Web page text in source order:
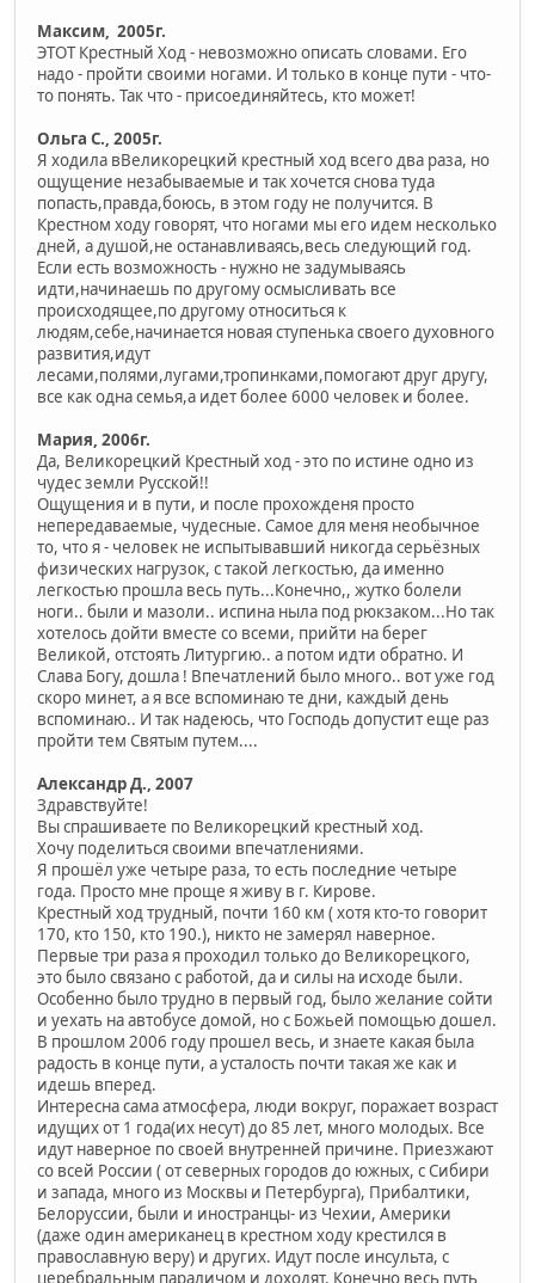
Максим, 2005г.
ЭТОТ Крестный Ход - невозможно описать словами. Его
надо - пройти своими ногами. И только в конце пути - что-
то понять. Так что - присоединяйтесь, кто может!
Ольга С., 2005г.
Я ходила вВеликорецкий крестный ход всего два раза, но
ощущение незабываемые и так хочется снова туда
попасть,правда,боюсь, в этом году не получится. В
Крестном ходу говорят, что ногами мы его идем несколько
дней, а душой,не останавливаясь,весь следующий год.
Если есть возможность - нужно не задумываясь
идти,начинаешь по другому осмысливать все
происходящее,по другому относиться к
людям,себе,начинается новая ступенька своего духовного
развития,идут
лесами,полями,лугами,тропинками,помогают друг другу,
все как одна семья,а идет более 6000 человек и более.
Мария, 2006г.
Да, Великорецкий Крестный ход - это по истине одно из
чудес земли Русской!!
Ощущения и в пути, и после прохожденя просто
непередаваемые, чудесные. Самое для меня необычное
то, что я - человек не испытывавший никогда серьёзных
физических нагрузок, с такой легкостью, да именно
легкостью прошла весь путь...Конечно,, жутко болели
ноги.. были и мазоли.. испина ныла под рюкзаком...Но так
хотелось дойти вместе со всеми, прийти на берег
Великой, отстоять Литургию.. а потом идти обратно. И
Слава Богу, дошла ! Впечатлений было много.. вот уже год
скоро минет, а я все вспоминаю те дни, каждый день
вспоминаю.. И так надеюсь, что Господь допустит еще раз
пройти тем Святым путем....
Александр Д., 2007
Здравствуйте!
Вы спрашиваете по Великорецкий крестный ход.
Хочу поделиться своими впечатлениями.
Я прошёл уже четыре раза, то есть последние четыре
года. Просто мне проще я живу в г. Кирове.
Крестный ход трудный, почти 160 км ( хотя кто-то говорит
170, кто 150, кто 190.), никто не замерял наверное.
Первые три раза я проходил только до Великорецкого,
это было связано с работой, да и силы на исходе были.
Особенно было трудно в первый год, было желание сойти
и уехать на автобусе домой, но с Божьей помощью дошел.
В прошлом 2006 году прошел весь, и знаете какая была
радость в конце пути, а усталость почти такая же как и
идешь вперед.
Интересна сама атмосфера, люди вокруг, поражает возраст
идущих от 1 года(их несут) до 85 лет, много молодых. Все
идут наверное по своей внутренней причине. Приезжают
со всей России ( от северных городов до южных, с Сибири
и запада, много из Москвы и Петербурга), Прибалтики,
Белоруссии, были и иностранцы- из Чехии, Америки
(даже один американец в крестном ходу крестился в
православную веру) и других. Идут после инсульта, с
церебральным параличом и доходят. Конечно весь путь